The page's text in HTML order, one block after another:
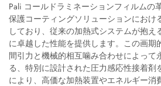
Pali コールドラミネーションフィルムの
保護コーティングソリューションにおけ
しており、従来の加熱式システムが抱え
に卓越した性能を提供します。この画期
間引力と機械的相互噛み合わせによって
る、特別に設計された圧力感応性接着剤
により、高価な加熱装置やエネルギー消